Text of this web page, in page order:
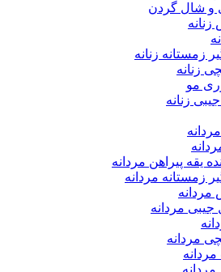
و شال گردن
زمستانه زنانه
زنانه
مو
زنانه
یقه پیراهن مردانه
زمستانه مردانه
جیبی مردانه
مردانه